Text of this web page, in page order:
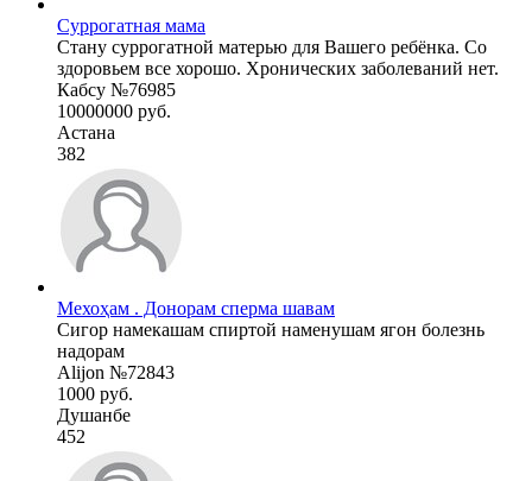
Суррогатная мама
Стану суррогатной матерью для Вашего ребёнка. Со
здоровьем все хорошо. Хронических заболеваний нет.
Кабсу №76985
10000000 руб.
Астана
382
Мехоҳам . Донорам сперма шавам
Сигор намекашам спиртой наменушам ягон болезнь
надорам
Alijon №72843
1000 руб.
Душанбе
452